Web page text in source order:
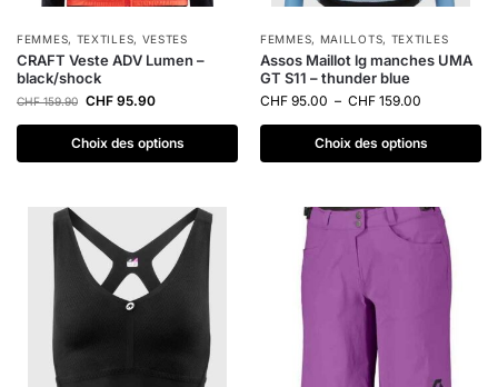
FEMMES, TEXTILES, VESTES
CRAFT Veste ADV Lumen –
black/shock
CHF159.90 CHF 95.90
Choix des options
FEMMES, MAILLOTS, TEXTILES
Assos Maillot lg manches UMA
GT S11 – thunder blue
CHF 95.00 – CHF 159.00
Choix des options